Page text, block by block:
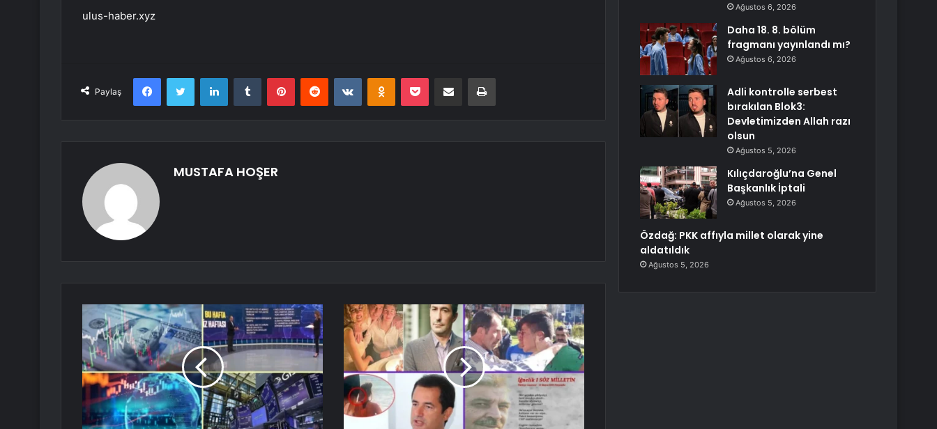
ulus-haber.xyz
Paylaş
FacebookTwitter LinkedInTumblr PinterestReddit VKontakteOdnoklassniki
Pocket E-Posta ile paylaş Yazdır
MUSTAFA HOŞER
Ağustos 6, 2026
Daha 18. 8. bölüm
fragmanı yayınlandı mı?
Ağustos 6, 2026
Adli kontrolle serbest
bırakılan Blok3:
Devletimizden Allah razı
olsun
Ağustos 5, 2026
Kılıçdaroğlu’na Genel
Başkanlık İptali
Ağustos 5, 2026
Özdağ: PKK affıyla millet olarak yine
aldatıldık
Ağustos 5, 2026